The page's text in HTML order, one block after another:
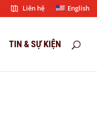
Liên hệ English
TIN & SỰ KIỆN